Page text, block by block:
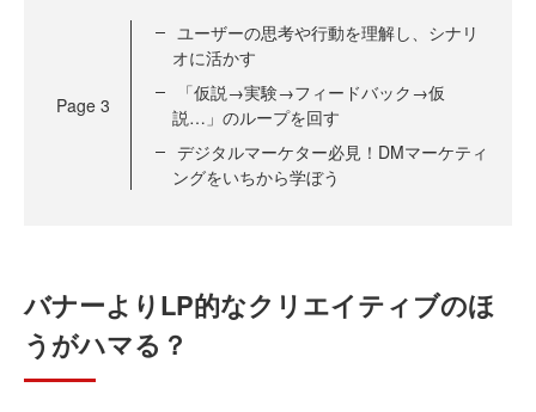
Page 3
ユーザーの思考や行動を理解し、シナリ
オに活かす
「仮説→実験→フィードバック→仮
説…」のループを回す
デジタルマーケター必見！DMマーケティ
ングをいちから学ぼう
バナーよりLP的なクリエイティブのほ
うがハマる？